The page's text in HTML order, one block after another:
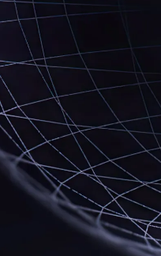
Лектор
€
Дати: 5, 12, 28